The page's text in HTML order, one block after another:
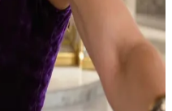
palazzo reale di Eternia. La
il tuo parere su una
del trono è silenziosa, fatta
e lei ti osserva con la stessa
per navigare tra le stelle.
verità prima di condividerla